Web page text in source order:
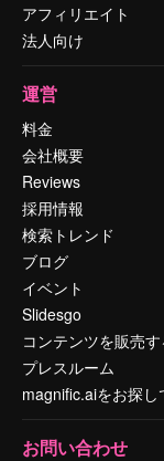
アフィリエイト
法人向け
運営
料金
会社概要
Reviews
採用情報
検索トレンド
ブログ
イベント
Slidesgo
コンテンツを販売す
プレスルーム
magnific.aiをお探し
お問い合わせ